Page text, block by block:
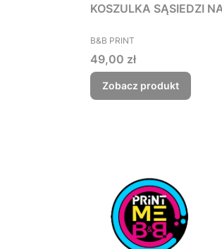
KOSZULKA SĄSIEDZI
PRODUCENT
B&B PRINT
Cena
49,00 zł
Zobacz produkt